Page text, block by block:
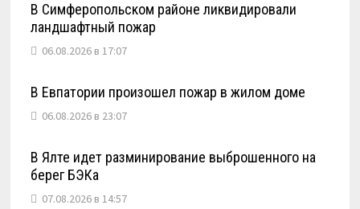
В Симферопольском районе ликвидировали
ландшафтный пожар
06.08.2026 в 17:07
В Евпатории произошел пожар в жилом доме
06.08.2026 в 23:07
В Ялте идет разминирование выброшенного на
берег БЭКа
07.08.2026 в 14:57